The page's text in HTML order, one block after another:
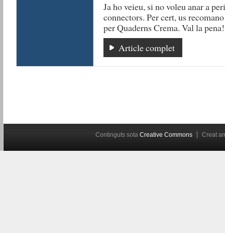
Ja ho veieu, si no voleu anar a
connectors. Per cert, us
per Quaderns Crema. Val la pena!
Article complet
Continguts sota Creative Commons Creat